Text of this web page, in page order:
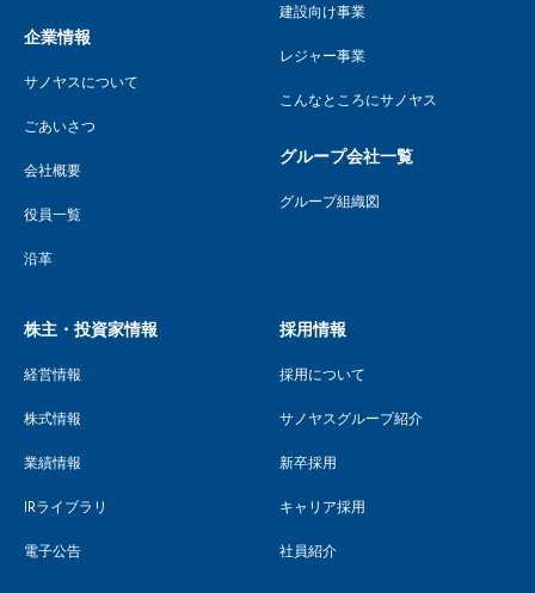
企業情報
サノヤスについて
ごあいさつ
会社概要
役員一覧
沿革
建設向け事業
レジャー事業
こんなところにサノヤス
グループ会社一覧
グループ組織図
株主・投資家情報
経営情報
株式情報
業績情報
IRライブラリ
電子公告
採用情報
採用について
サノヤスグループ紹介
新卒採用
キャリア採用
社員紹介